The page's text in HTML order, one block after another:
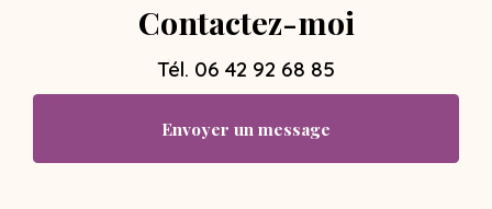
Contactez-moi
Tél. 06 42 92 68 85
Envoyer un message